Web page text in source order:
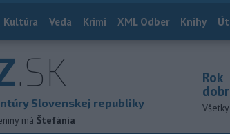
Kultúra Veda Krimi XML Odber Knihy
.SK
Slovenskej republiky
má Štefánia
Rok